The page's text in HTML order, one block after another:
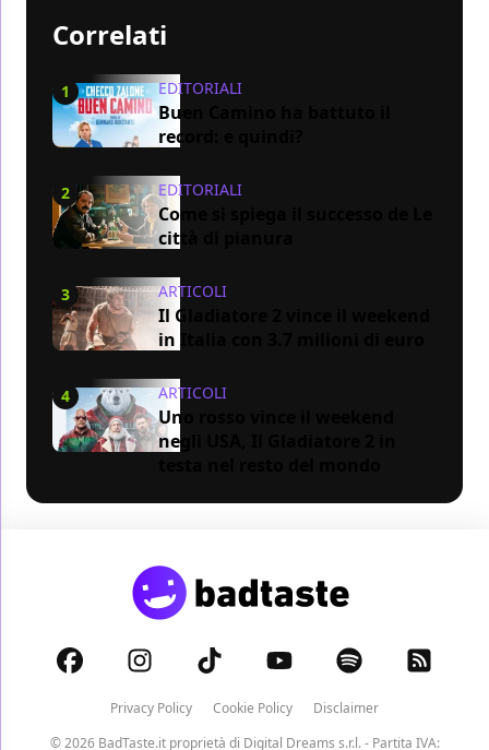
Correlati
1 EDITORIALI
Buen Camino ha battuto il
record: e quindi?
2 EDITORIALI
Come si spiega il successo de Le
città di pianura
3 ARTICOLI
Il Gladiatore 2 vince il weekend
in Italia con 3.7 milioni di euro
4 ARTICOLI
Uno rosso vince il weekend
negli USA, Il Gladiatore 2 in
Privacy Policy Cookie Policy
Disclaimer
© 2026 BadTaste.it proprietà di Digital Dreams s.r.l.- Partita IVA: